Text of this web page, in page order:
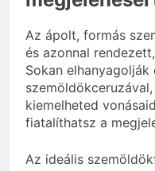
Az ápolt, formás
és azonnal
Sokan
kiemelheted
fiatalíthatsz a
Az ideális